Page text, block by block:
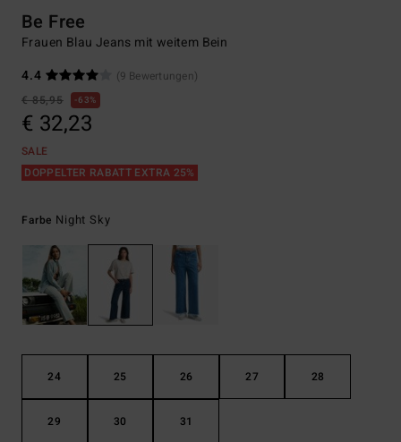
Be Free
Frauen Blau Jeans mit weitem Bein
4.4
(9 Bewertungen)
€ 85,95
63%
€ 32,23
SALE
DOPPELTER RABATT EXTRA 25%
Farbe Night Sky
24 25 26 27 28
29 30 31